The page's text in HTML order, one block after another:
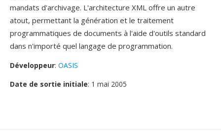
mandats d'archivage. L'architecture XML offre un autre
atout, permettant la génération et le traitement
programmatiques de documents à l'aide d'outils standard
dans n'importé quel langage de programmation.
Développeur: OASIS
Date de sortie initiale: 1 mai 2005